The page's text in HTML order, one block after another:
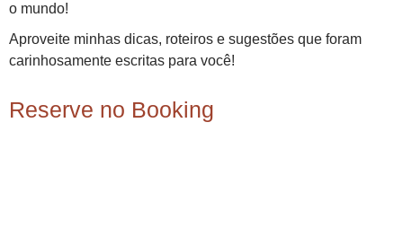
o mundo!
Aproveite minhas dicas, roteiros e sugestões que foram
carinhosamente escritas para você!
Reserve no Booking